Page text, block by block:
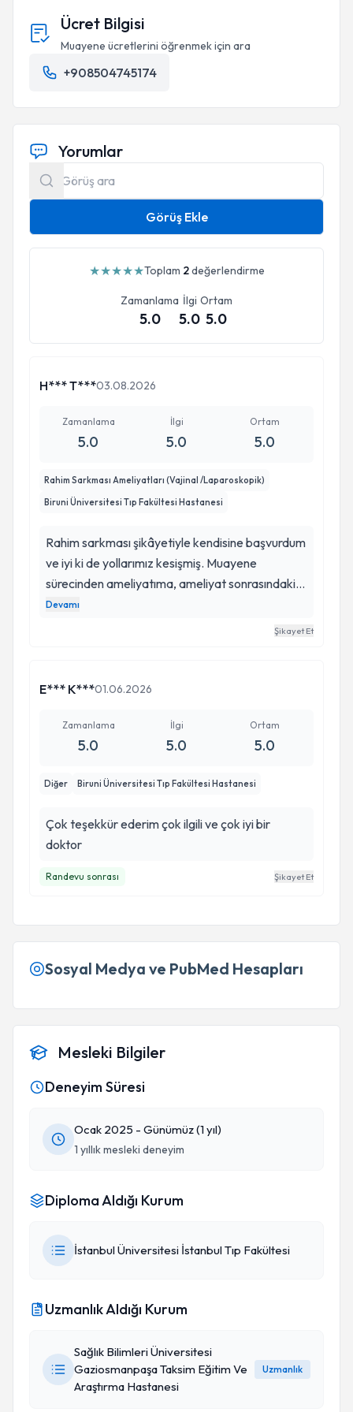
Ücret Bilgisi
Muayene ücretlerini öğrenmek için ara
+908504745174
Yorumlar
Görüş Ekle
★★★★★Toplam 2değerlendirme
Zamanlama
5.0
İlgi
5.0
Ortam
5.0
H*** T***03.08.2026
Zamanlama
5.0
İlgi
5.0
Ortam
5.0
Rahim Sarkması Ameliyatları (Vajinal /Laparoskopik)
Biruni Üniversitesi Tıp Fakültesi Hastanesi
Rahim sarkması şikâyetiyle kendisine başvurdum
ve iyi ki de yollarımız kesişmiş. Muayene
sürecinden ameliyatıma, ameliyat sonrasındaki
kontrollerime kadar her aşamada inanılmaz ilgili
zaman sıkıldığını hissettirmeden, her sorumu
veren, güven veren ve işini büyük bir özveriyle
yapan çok kıymetli bir hekim. Emeğiniz, ilginiz ve
Böyle doktorların varlığı gerçekten büyük bir
Devamı
Şikayet Et
E*** K***01.06.2026
Zamanlama
5.0
İlgi
5.0
Ortam
5.0
Diğer Biruni Üniversitesi Tıp Fakültesi Hastanesi
Çok teşekkür ederim çok ilgili ve çok iyi bir
doktor
Randevu sonrası Şikayet Et
Sosyal Medya ve PubMed Hesapları
Mesleki Bilgiler
Deneyim Süresi
Ocak 2025 - Günümüz (1 yıl)
1 yıllık mesleki deneyim
Diploma Aldığı Kurum
İstanbul Üniversitesi İstanbul Tıp Fakültesi
Uzmanlık Aldığı Kurum
Sağlık Bilimleri Üniversitesi
Gaziosmanpaşa Taksim Eğitim Ve
Araştırma Hastanesi
Uzmanlık